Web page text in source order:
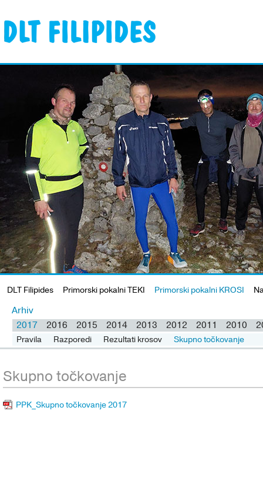
DLT Filipides Primorski pokalni TEKI Primorski pokalni KROSI
Arhiv
2017
Pravila Razporedi Rezultati krosov Skupno točkovanje
2016 2015 2014 2013 2012 2011 2010
Skupno točkovanje
PPK_Skupno točkovanje 2017